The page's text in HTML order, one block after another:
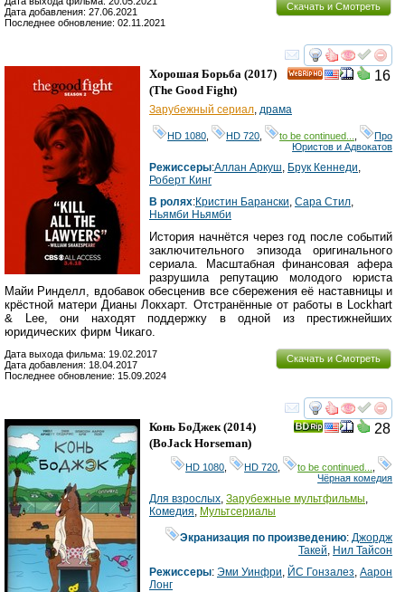
Скачать и Смотреть
Дата добавления: 27.06.2021
Последнее обновление: 02.11.2021
смотреть
16
Хорошая Борьба (2017)
(The Good Fight)
Зарубежный сериал, драма
HD 1080 HD 720 to be continued...
Про
Юристов и Адвокатов
Режиссеры:Аллан Аркуш, Брук Кеннеди,
Роберт Кинг
В ролях:Кристин Барански, Сара Стил,
Ньямби Ньямби
История начнётся через год после событий
заключительного эпизода оригинального
сериала. Масштабная финансовая афера
разрушила репутацию молодого юриста
Майи Ринделл, вдобавок обесценив все сбережения её наставницы и
крёстной матери Дианы Локхарт. Отстранённые от работы в Lockhart
& Lee, они находят поддержку в одной из престижнейших
юридических фирм Чикаго.
Скачать и Смотреть
Дата выхода фильма: 19.02.2017
Дата добавления: 18.04.2017
Последнее обновление: 15.09.2024
смотреть
28
Конь БоДжек (2014)
(BoJack Horseman)
HD 1080 HD 720 to be continued...
Чёрная комедия
Для взрослых, Зарубежные мультфильмы,
Комедия, Мультсериалы
Экранизация по произведению:Джордж
Такей, Нил Тайсон
Режиссеры: Эми Уинфри, ЙC Гонзалез, Аарон
Лонг